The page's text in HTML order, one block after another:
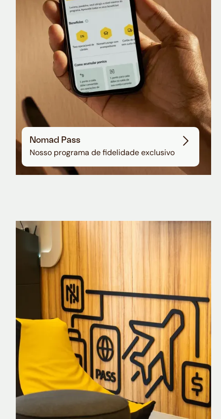
Nomad Pass
Nosso programa de fidelidade exclusivo
Nomad Explorer
Cartão de crédito brasileiro com cashback
em dólar